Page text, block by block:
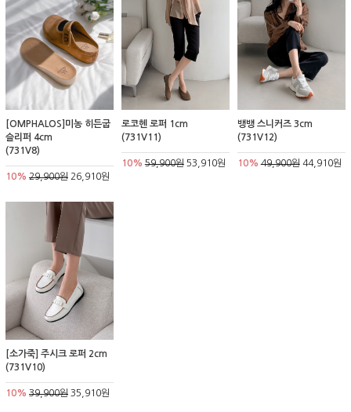
[OMPHALOS]미농 히든굽
슬리퍼 4cm
(731V8)
10% 29,900원 26,910원
로코헨 로퍼 1cm
(731V11)
10% 59,900원53,910원
뱅뱅 스니커즈 3cm
(731V12)
10% 49,900원44,910원
[소가죽] 주시크 로퍼 2cm
(731V10)
10% 39,900원 35,910원